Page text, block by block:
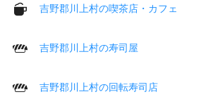
吉野郡川上村の喫茶店・カフェ
吉野郡川上村の寿司屋
吉野郡川上村の回転寿司店